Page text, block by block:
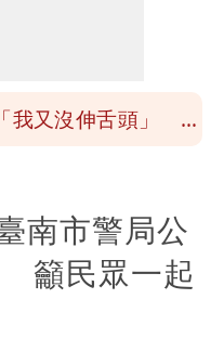
我又沒伸舌頭」 連
顏博文下台：認
持續到明晨 北部風
遭AI假造不雅影
南市警局公
籲民眾一起